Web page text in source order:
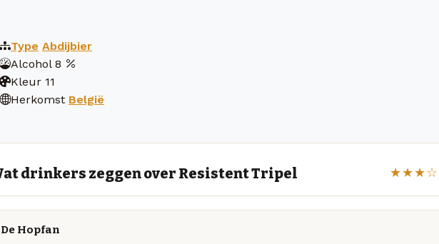
Type Abdijbier
Alcohol 8
Kleur 11
Herkomst België
drinkers zeggen over Resistent Tripel
De Hopfan